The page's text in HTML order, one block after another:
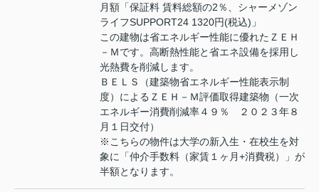
月額「保証料 賃料総額の2％、シャーメゾン
ライフSUPPORT24 1320円(税込)」
この建物は省エネルギー性能に優れたＺＥＨ
－Ｍです。高断熱性能と省エネ設備を採用し
光熱費を削減します。
ＢＥＬＳ（建築物省エネルギー性能表示制
度）によるＺＥＨ－Ｍ評価取得建築物（一次
エネルギー消費削減率４９％ ２０２３年８
月１日交付）
※こちらの物件は大学の新入生・在校生を対
象に「仲介手数料（家賃１ヶ月+消費税）」が
半額となります。